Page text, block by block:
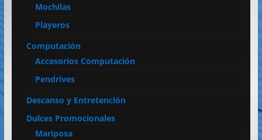
Mochilas
Playeros
Computación
Accesorios Computación
Pendrives
Descanso y Entretención
Dulces Promocionales
Mariposa